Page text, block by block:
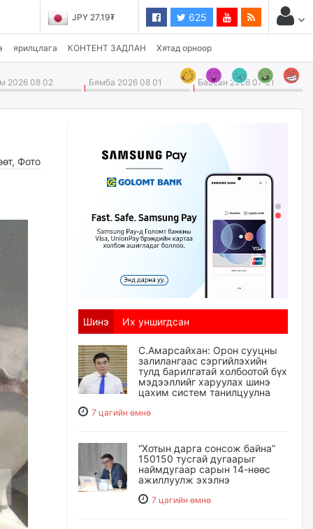
JPY 27.19₮ CHF 3,824.26₮ 625
ярилцлага КОНТЕНТ ЗАДЛАН Хятад орноор
2026 08 02 Бямба 2026 08 01 Баасан 2026 07 31
, Фото
Шинэ Их уншигдсан
С.Амарсайхан: Орон сууцны
залилангаас сэргийлэхийн
тулд барилгатай холбоотой бүх
мэдээллийг харуулах шинэ
цахим систем танилцуулна
7 цагийн өмнө
“Хотын дарга сонсож байна”
150150 тусгай дугаарыг
наймдугаар сарын 14-нөөс
ажиллуулж эхэлнэ
7 цагийн өмнө